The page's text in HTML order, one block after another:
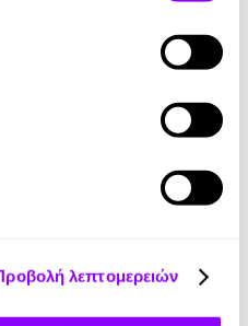
λεπτομερειών
Κατορθώματα και